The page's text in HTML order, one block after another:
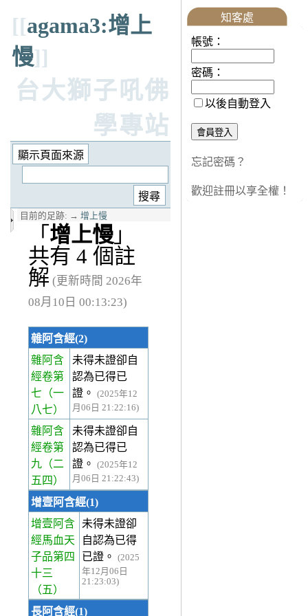
[[agama3:增上
慢]]
台大獅子吼佛
學專站
目前的足跡: → 增上慢
「 增上慢 」
共有 4 個註
解 (更新時間 2026年
08月10日 00:13:23)
雜阿含經(2)
雜阿含
經卷第
七 （一
八七）
未得未證卻自
認為已得已
證。
(2025年12
月06日 21:22:16)
雜阿含
經卷第
九 （二
五四）
未得未證卻自
認為已得已
證。
(2025年12
月06日 21:22:43)
增壹阿含經(1)
增壹阿含
經馬血天
子品第四
十三
（五）
未得未證卻
自認為已得
已證。
(2025
年12月06日
21:23:03)
長阿含經(1)
知客處
帳號：
密碼：
以後自動登入
忘記密碼？
歡迎註冊以享全權！